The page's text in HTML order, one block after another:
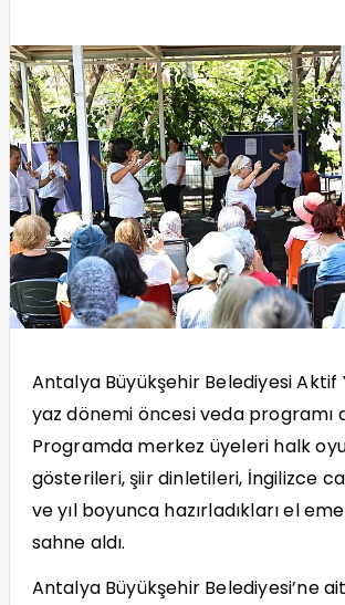
Antalya Büyükşehir Belediyesi Aktif
yaz dönemi öncesi veda programı
Programda merkez üyeleri halk
gösterileri, şiir dinletileri, İngilizce
ve yıl boyunca hazırladıkları el
sahne aldı.
Antalya Büyükşehir Belediyesi’ne